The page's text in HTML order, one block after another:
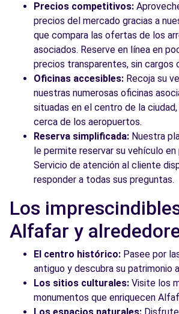
Precios competitivos:
precios del mercado gracias a
que compara las ofertas de los
asociados. Reserve en línea en
precios transparentes, sin cargos
Oficinas accesibles: Recoja su
nuestras numerosas oficinas
situadas en el centro de la
cerca de los aeropuertos.
Reserva simplificada: Nuestra
le permite reservar su vehículo
Servicio de atención al cliente
responder a todas sus preguntas.
Los
Alfafar y
El centro histórico: Pasee por
antiguo y descubra su patrimonio
Los sitios culturales: Visite los
monumentos que enriquecen